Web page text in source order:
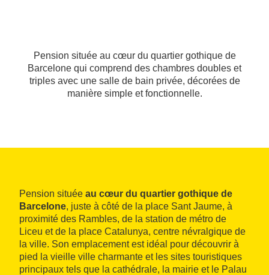
Pension située au cœur du quartier gothique de
Barcelone qui comprend des chambres doubles et
triples avec une salle de bain privée, décorées de
manière simple et fonctionnelle.
Pension située au cœur du quartier gothique de
Barcelone, juste à côté de la place Sant Jaume, à
proximité des Rambles, de la station de métro de
Liceu et de la place Catalunya, centre névralgique de
la ville. Son emplacement est idéal pour découvrir à
pied la vieille ville charmante et les sites touristiques
principaux tels que la cathédrale, la mairie et le Palau